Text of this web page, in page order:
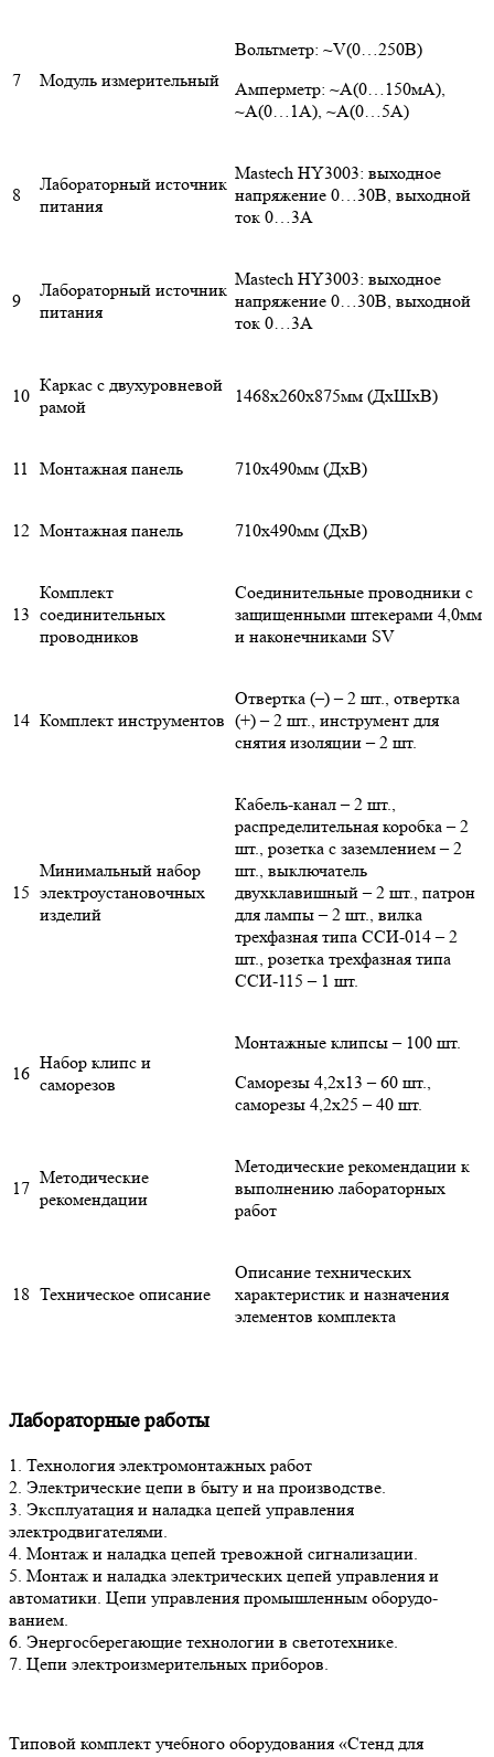
7 Модуль измерительный
Вольтметр: ~V(0…250В)
Амперметр: ~А(0…150мА),
~А(0…1А), ~А(0…5А)
8
Лабораторный источник
питания
Mastech HY3003: выходное
напряжение 0…30В, выходной
ток 0…3А
9
Лабораторный источник
питания
Mastech HY3003: выходное
напряжение 0…30В, выходной
ток 0…3А
10
Каркас с двухуровневой
рамой
1468х260х875мм (ДхШхВ)
11 Монтажная панель 710х490мм (ДхВ)
12 Монтажная панель 710х490мм (ДхВ)
13
Комплект
соединительных
проводников
Соединительные проводники с
защищенными штекерами 4,0мм
и наконечниками SV
14 Комплект инструментов
Отвертка (­–) – 2 шт., отвертка
(+) – 2 шт., инструмент для
снятия изоляции – 2 шт.
15
Минимальный набор
электроустановочных
изделий
Кабель-канал – 2 шт.,
распределительная коробка – 2
шт., розетка с заземлением – 2
шт., выключатель
двухклавишный – 2 шт., патрон
для лампы – 2 шт., вилка
трехфазная типа ССИ-014 – 2
шт., розетка трехфазная типа
ССИ-115 – 1 шт.
16
Набор клипс и
саморезов
Монтажные клипсы – 100 шт.
Саморезы 4,2х13 – 60 шт.,
саморезы 4,2х25 – 40 шт.
17
Методические
рекомендации
Методические рекомендации к
выполнению лабораторных
работ
18 Техническое описание
Описание технических
характеристик и назначения
элементов комплекта
Лабораторные работы
1. Технология электромонтажных работ
2. Электрические цепи в быту и на производстве.
3. Эксплуатация и наладка цепей управления
электродвигателями.
4. Монтаж и наладка цепей тревожной сигнализации.
5. Монтаж и наладка электрических цепей управления и
автоматики. Цепи управления промышленным оборудо-
ванием.
6. Энергосберегающие технологии в светотехнике.
7. Цепи электроизмерительных приборов.
Типовой комплект учебного оборудования «Стенд для